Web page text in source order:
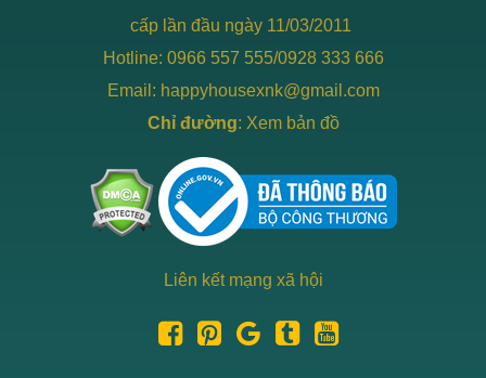
cấp lần đầu ngày 11/03/2011
Hotline: 0966 557 555/0928 333 666
Email: happyhousexnk@gmail.com
Chỉ đường: Xem bản đồ
Liên kết mạng xã hội